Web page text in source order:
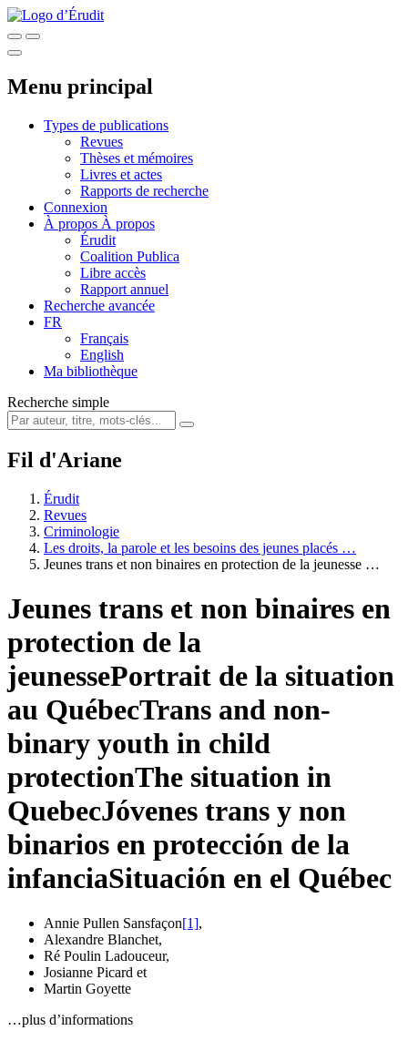
Menu principal
Types de publications
Revues
Thèses et mémoires
Livres et actes
Rapports de recherche
Connexion
À propos À propos
Érudit
Coalition Publica
Libre accès
Rapport annuel
Recherche avancée
FR
Français
English
Ma bibliothèque
Recherche simple
Fil d'Ariane
Érudit
Revues
Criminologie
Les droits, la parole et les besoins des jeunes placés …
Jeunes trans et non binaires en protection de la jeunesse …
Jeunes trans et non binaires en
protection de la
jeunessePortrait de la situation
au QuébecTrans and non-
binary youth in child
protectionThe situation in
QuebecJóvenes trans y non
binarios en protección de la
infanciaSituación en el Québec
Annie Pullen Sansfaçon[1],
Alexandre Blanchet,
Ré Poulin Ladouceur,
Josianne Picard et
Martin Goyette
…plus d’informations